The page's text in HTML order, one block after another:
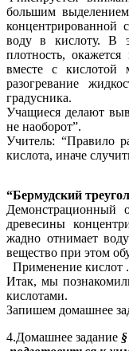
большим
концентрированной
воду в кислоту. В
плотность,
вместе с
разогревание
градусника.
Учащиеся делают
не наоборот”.
Учитель: “Правило
кислота, иначе
“Бермудский
Демонстрационный
древесины
жадно отнимает
вещество при этом
Применение кислот
Итак, мы
кислотами.
Запишем домашнее
4.Домашнее задание